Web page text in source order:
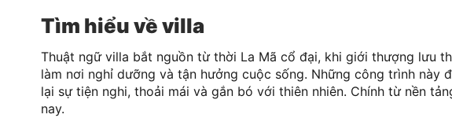
Tìm hiểu về villa
Thuật ngữ villa bắt nguồn từ thời La Mã cổ đại, khi giới thượng lưu
làm nơi nghỉ dưỡng và tận hưởng cuộc sống. Những công trình
lại sự tiện nghi, thoải mái và gắn bó với thiên nhiên. Chính từ nền
nay.